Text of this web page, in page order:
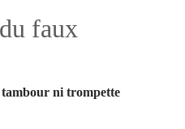
faux
ni trompette